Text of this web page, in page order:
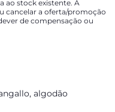
ao stock existente. A
cancelar a oferta/promoção
de compensação ou
algodão